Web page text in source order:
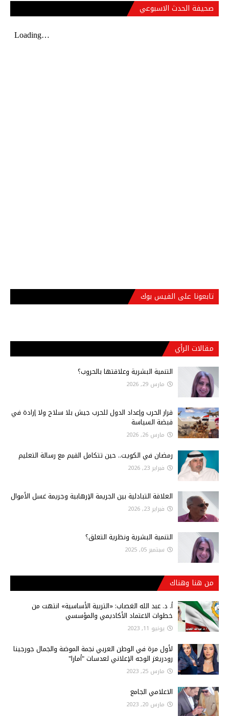
صحيفة الحدث الاسبوعي
تابعونا على الفيس بوك
مقالات الرأي
التنمية البشرية وعلاقتها بالحروب؟
مارس 29, 2026
قرار الحرب وإعداد الدول للحرب جيش بلا سلاح ولا إرادة في
قبضة السياسة
مارس 26, 2026
رمضان في الكويت.. حين تتكامل القيم مع رسالة التعليم
فبراير 23, 2026
العلاقة التبادلية بين الجريمة الإرهابية وجريمة غسل الأموال
فبراير 23, 2026
التنمية البشرية ونظرية التعلق؟
سبتمبر 05, 2025
من هنا وهناك
أ‌. د. عبد الله الغصاب: «التربية الأساسية» انتهت من
خطوات الاعتماد الأكاديمي والمؤسسي
يونيو 11, 2023
لأول مرة في الوطن العربي نجمة الموضة والجمال جورجينا
رودريغز الوجه الإعلاني لعدسات "أمارا"
مارس 25, 2023
الاعلامي الجامع
مارس 20, 2023